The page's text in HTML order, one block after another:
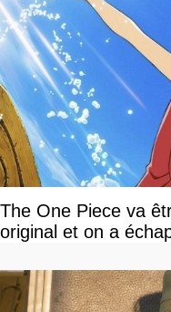
The One Piece va
original et on a